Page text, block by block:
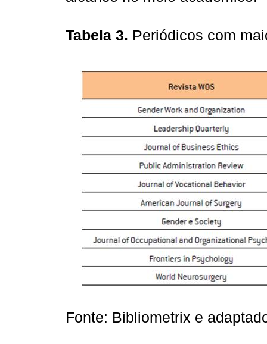
Tabela 3. Periódicos com
Fonte: Bibliometrix e